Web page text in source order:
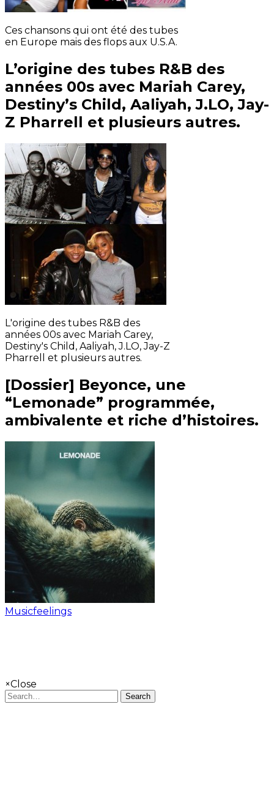
Ces chansons qui ont été des tubes
en Europe mais des flops aux U.S.A.
L’origine des tubes R&B des
années 00s avec Mariah Carey,
Destiny’s Child, Aaliyah, J.LO, Jay-
Z Pharrell et plusieurs autres.
L'origine des tubes R&B des
années 00s avec Mariah Carey,
Destiny's Child, Aaliyah, J.LO, Jay-Z
Pharrell et plusieurs autres.
[Dossier] Beyonce, une
“Lemonade” programmée,
ambivalente et riche d’histoires.
Musicfeelings
×Close
Search